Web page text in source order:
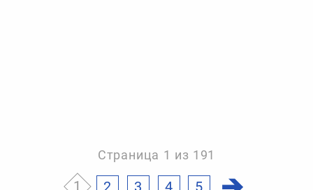
Страница 1 из 191
1 2 3 4 5